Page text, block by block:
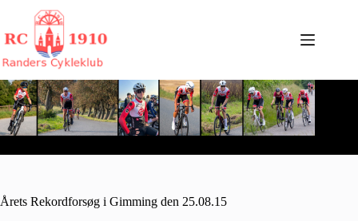
indhold
Årets Rekordforsøg i Gimming den 25.08.15